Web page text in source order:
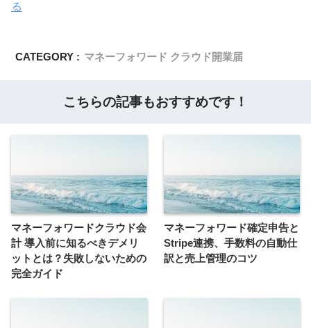
る
CATEGORY : マネーフォワード クラウド開業届
こちらの記事もおすすめです！
マネーフォワードクラウド会
計 導入前に知るべきデメリ
ットとは？失敗しないための
完全ガイド
マネーフォワード確定申告と
Stripe連携、手数料の自動仕
訳と売上管理のコツ